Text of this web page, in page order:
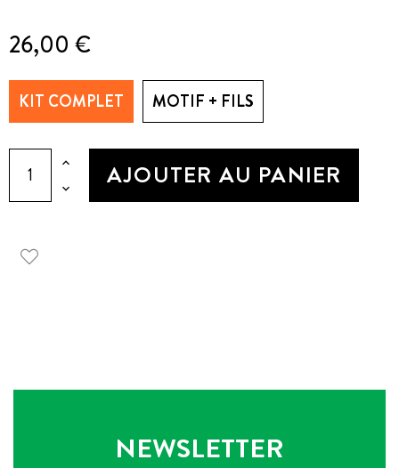
26,00 €
KIT COMPLET MOTIF + FILS
AJOUTER AU PANIER
NEWSLETTER